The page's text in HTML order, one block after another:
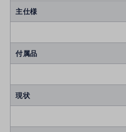
主仕様
付属品
現状